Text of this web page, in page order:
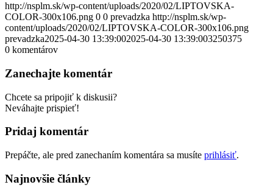
http://nsplm.sk/wp-content/uploads/2020/02/LIPTOVSKA-
COLOR-300x106.png 0 0 prevadzka http://nsplm.sk/wp-
content/uploads/2020/02/LIPTOVSKA-COLOR-300x106.png
prevadzka2025-04-30 13:39:002025-04-30 13:39:003250375
0 komentárov
Zanechajte komentár
Chcete sa pripojiť k diskusii?
Neváhajte prispieť!
Pridaj komentár
Prepáčte, ale pred zanechaním komentára sa musíte prihlásiť.
Najnovšie články